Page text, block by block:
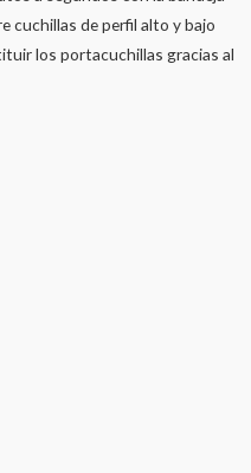
cuchillas de perfil alto y bajo
los portacuchillas gracias al